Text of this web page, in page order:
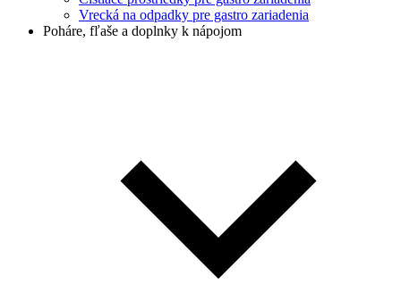
Vrecká na odpadky pre gastro zariadenia
Poháre, fľaše a doplnky k nápojom